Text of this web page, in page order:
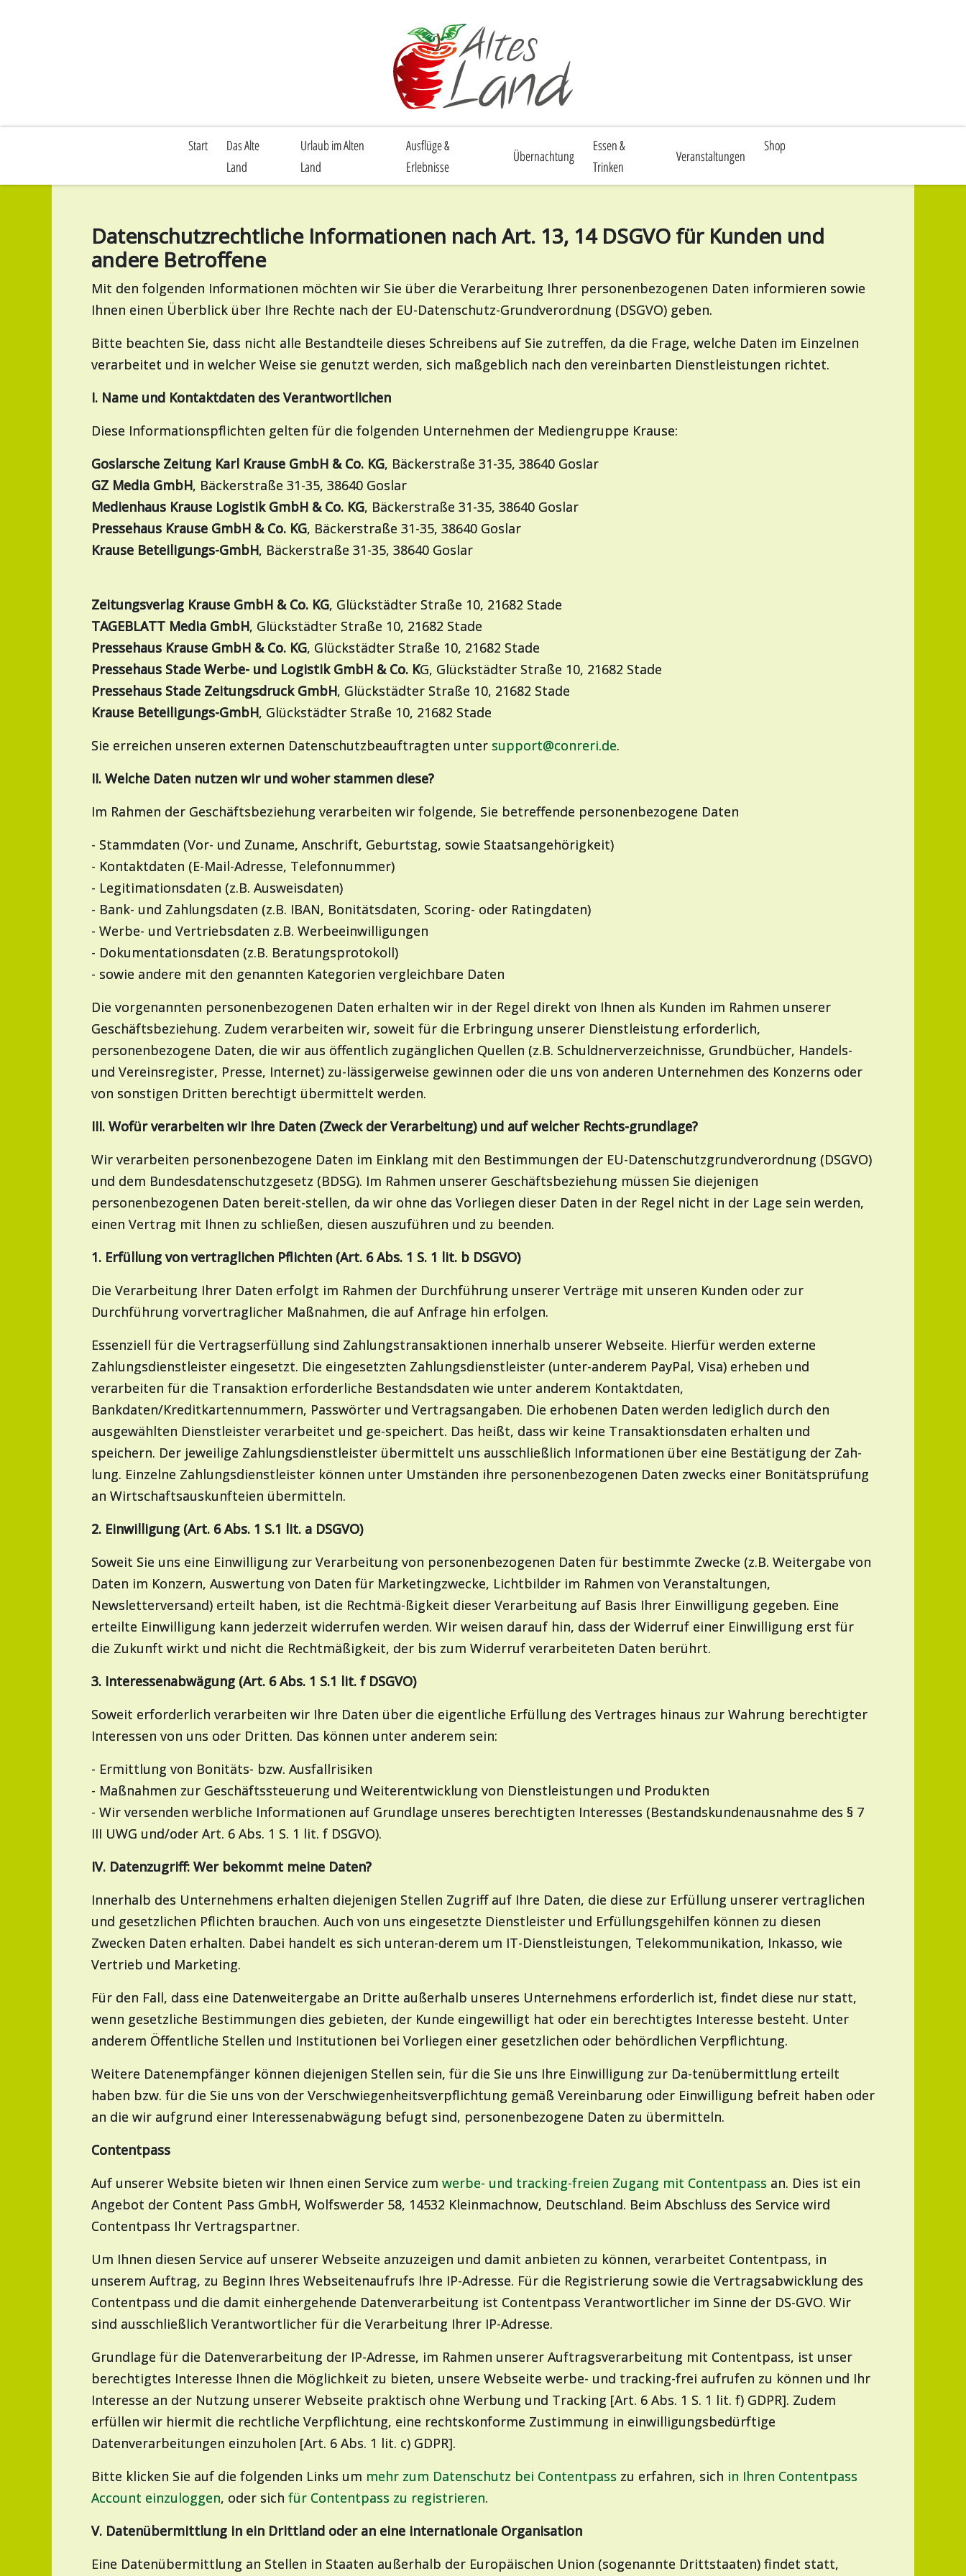
Start
Das Alte
Land
Urlaub im Alten
Land
Ausflüge &
Erlebnisse
Übernachtung
Essen &
Trinken
Veranstaltungen
Shop
Datenschutzrechtliche Informationen nach Art. 13, 14 DSGVO für Kunden und
andere Betroffene
Mit den folgenden Informationen möchten wir Sie über die Verarbeitung Ihrer personenbezogenen Daten informieren sowie
Ihnen einen Überblick über Ihre Rechte nach der EU-Datenschutz-Grundverordnung (DSGVO) geben.
Bitte beachten Sie, dass nicht alle Bestandteile dieses Schreibens auf Sie zutreffen, da die Frage, welche Daten im Einzelnen
verarbeitet und in welcher Weise sie genutzt werden, sich maßgeblich nach den vereinbarten Dienstleistungen richtet.
I. Name und Kontaktdaten des Verantwortlichen
Diese Informationspflichten gelten für die folgenden Unternehmen der Mediengruppe Krause:
Goslarsche Zeitung Karl Krause GmbH & Co. KG, Bäckerstraße 31-35, 38640 Goslar
GZ Media GmbH, Bäckerstraße 31-35, 38640 Goslar
Medienhaus Krause Logistik GmbH & Co. KG, Bäckerstraße 31-35, 38640 Goslar
Pressehaus Krause GmbH & Co. KG, Bäckerstraße 31-35, 38640 Goslar
Krause Beteiligungs-GmbH, Bäckerstraße 31-35, 38640 Goslar
Zeitungsverlag Krause GmbH & Co. KG, Glückstädter Straße 10, 21682 Stade
TAGEBLATT Media GmbH, Glückstädter Straße 10, 21682 Stade
Pressehaus Krause GmbH & Co. KG, Glückstädter Straße 10, 21682 Stade
Pressehaus Stade Werbe- und Logistik GmbH & Co. KG, Glückstädter Straße 10, 21682 Stade
Pressehaus Stade Zeitungsdruck GmbH, Glückstädter Straße 10, 21682 Stade
Krause Beteiligungs-GmbH, Glückstädter Straße 10, 21682 Stade
Sie erreichen unseren externen Datenschutzbeauftragten unter support@conreri.de.
II. Welche Daten nutzen wir und woher stammen diese?
Im Rahmen der Geschäftsbeziehung verarbeiten wir folgende, Sie betreffende personenbezogene Daten
- Stammdaten (Vor- und Zuname, Anschrift, Geburtstag, sowie Staatsangehörigkeit)
- Kontaktdaten (E-Mail-Adresse, Telefonnummer)
- Legitimationsdaten (z.B. Ausweisdaten)
- Bank- und Zahlungsdaten (z.B. IBAN, Bonitätsdaten, Scoring- oder Ratingdaten)
- Werbe- und Vertriebsdaten z.B. Werbeeinwilligungen
- Dokumentationsdaten (z.B. Beratungsprotokoll)
- sowie andere mit den genannten Kategorien vergleichbare Daten
Die vorgenannten personenbezogenen Daten erhalten wir in der Regel direkt von Ihnen als Kunden im Rahmen unserer
Geschäftsbeziehung. Zudem verarbeiten wir, soweit für die Erbringung unserer Dienstleistung erforderlich,
personenbezogene Daten, die wir aus öffentlich zugänglichen Quellen (z.B. Schuldnerverzeichnisse, Grundbücher, Handels-
und Vereinsregister, Presse, Internet) zu-lässigerweise gewinnen oder die uns von anderen Unternehmen des Konzerns oder
von sonstigen Dritten berechtigt übermittelt werden.
III. Wofür verarbeiten wir Ihre Daten (Zweck der Verarbeitung) und auf welcher Rechts-grundlage?
Wir verarbeiten personenbezogene Daten im Einklang mit den Bestimmungen der EU-Datenschutzgrundverordnung (DSGVO)
und dem Bundesdatenschutzgesetz (BDSG). Im Rahmen unserer Geschäftsbeziehung müssen Sie diejenigen
personenbezogenen Daten bereit-stellen, da wir ohne das Vorliegen dieser Daten in der Regel nicht in der Lage sein werden,
einen Vertrag mit Ihnen zu schließen, diesen auszuführen und zu beenden.
1. Erfüllung von vertraglichen Pflichten (Art. 6 Abs. 1 S. 1 lit. b DSGVO)
Die Verarbeitung Ihrer Daten erfolgt im Rahmen der Durchführung unserer Verträge mit unseren Kunden oder zur
Durchführung vorvertraglicher Maßnahmen, die auf Anfrage hin erfolgen.
Essenziell für die Vertragserfüllung sind Zahlungstransaktionen innerhalb unserer Webseite. Hierfür werden externe
Zahlungsdienstleister eingesetzt. Die eingesetzten Zahlungsdienstleister (unter-anderem PayPal, Visa) erheben und
verarbeiten für die Transaktion erforderliche Bestandsdaten wie unter anderem Kontaktdaten,
Bankdaten/Kreditkartennummern, Passwörter und Vertragsangaben. Die erhobenen Daten werden lediglich durch den
ausgewählten Dienstleister verarbeitet und ge-speichert. Das heißt, dass wir keine Transaktionsdaten erhalten und
speichern. Der jeweilige Zahlungsdienstleister übermittelt uns ausschließlich Informationen über eine Bestätigung der Zah-
lung. Einzelne Zahlungsdienstleister können unter Umständen ihre personenbezogenen Daten zwecks einer Bonitätsprüfung
an Wirtschaftsauskunfteien übermitteln.
2. Einwilligung (Art. 6 Abs. 1 S.1 lit. a DSGVO)
Soweit Sie uns eine Einwilligung zur Verarbeitung von personenbezogenen Daten für bestimmte Zwecke (z.B. Weitergabe von
Daten im Konzern, Auswertung von Daten für Marketingzwecke, Lichtbilder im Rahmen von Veranstaltungen,
Newsletterversand) erteilt haben, ist die Rechtmä-ßigkeit dieser Verarbeitung auf Basis Ihrer Einwilligung gegeben. Eine
erteilte Einwilligung kann jederzeit widerrufen werden. Wir weisen darauf hin, dass der Widerruf einer Einwilligung erst für
die Zukunft wirkt und nicht die Rechtmäßigkeit, der bis zum Widerruf verarbeiteten Daten berührt.
3. Interessenabwägung (Art. 6 Abs. 1 S.1 lit. f DSGVO)
Soweit erforderlich verarbeiten wir Ihre Daten über die eigentliche Erfüllung des Vertrages hinaus zur Wahrung berechtigter
Interessen von uns oder Dritten. Das können unter anderem sein:
- Ermittlung von Bonitäts- bzw. Ausfallrisiken
- Maßnahmen zur Geschäftssteuerung und Weiterentwicklung von Dienstleistungen und Produkten
- Wir versenden werbliche Informationen auf Grundlage unseres berechtigten Interesses (Bestandskundenausnahme des § 7
III UWG und/oder Art. 6 Abs. 1 S. 1 lit. f DSGVO).
IV. Datenzugriff: Wer bekommt meine Daten?
Innerhalb des Unternehmens erhalten diejenigen Stellen Zugriff auf Ihre Daten, die diese zur Erfüllung unserer vertraglichen
und gesetzlichen Pflichten brauchen. Auch von uns eingesetzte Dienstleister und Erfüllungsgehilfen können zu diesen
Zwecken Daten erhalten. Dabei handelt es sich unteran-derem um IT-Dienstleistungen, Telekommunikation, Inkasso, wie
Vertrieb und Marketing.
Für den Fall, dass eine Datenweitergabe an Dritte außerhalb unseres Unternehmens erforderlich ist, findet diese nur statt,
wenn gesetzliche Bestimmungen dies gebieten, der Kunde eingewilligt hat oder ein berechtigtes Interesse besteht. Unter
anderem Öffentliche Stellen und Institutionen bei Vorliegen einer gesetzlichen oder behördlichen Verpflichtung.
Weitere Datenempfänger können diejenigen Stellen sein, für die Sie uns Ihre Einwilligung zur Da-tenübermittlung erteilt
haben bzw. für die Sie uns von der Verschwiegenheitsverpflichtung gemäß Vereinbarung oder Einwilligung befreit haben oder
an die wir aufgrund einer Interessenabwägung befugt sind, personenbezogene Daten zu übermitteln.
Contentpass
Auf unserer Website bieten wir Ihnen einen Service zum werbe- und tracking-freien Zugang mit Contentpass an. Dies ist ein
Angebot der Content Pass GmbH, Wolfswerder 58, 14532 Kleinmachnow, Deutschland. Beim Abschluss des Service wird
Contentpass Ihr Vertragspartner.
Um Ihnen diesen Service auf unserer Webseite anzuzeigen und damit anbieten zu können, verarbeitet Contentpass, in
unserem Auftrag, zu Beginn Ihres Webseitenaufrufs Ihre IP-Adresse. Für die Registrierung sowie die Vertragsabwicklung des
Contentpass und die damit einhergehende Datenverarbeitung ist Contentpass Verantwortlicher im Sinne der DS-GVO. Wir
sind ausschließlich Verantwortlicher für die Verarbeitung Ihrer IP-Adresse.
Grundlage für die Datenverarbeitung der IP-Adresse, im Rahmen unserer Auftragsverarbeitung mit Contentpass, ist unser
berechtigtes Interesse Ihnen die Möglichkeit zu bieten, unsere Webseite werbe- und tracking-frei aufrufen zu können und Ihr
Interesse an der Nutzung unserer Webseite praktisch ohne Werbung und Tracking [Art. 6 Abs. 1 S. 1 lit. f) GDPR]. Zudem
erfüllen wir hiermit die rechtliche Verpflichtung, eine rechtskonforme Zustimmung in einwilligungsbedürftige
Datenverarbeitungen einzuholen [Art. 6 Abs. 1 lit. c) GDPR].
Bitte klicken Sie auf die folgenden Links um mehr zum Datenschutz bei Contentpass zu erfahren, sich in Ihren Contentpass
Account einzuloggen, oder sich für Contentpass zu registrieren.
V. Datenübermittlung in ein Drittland oder an eine internationale Organisation
Eine Datenübermittlung an Stellen in Staaten außerhalb der Europäischen Union (sogenannte Drittstaaten) findet statt,